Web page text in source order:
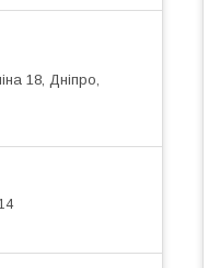
18, Дніпро,